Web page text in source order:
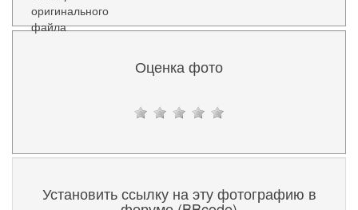
оригинального
файла
Оценка фото
Установить ссылку на эту фотографию в